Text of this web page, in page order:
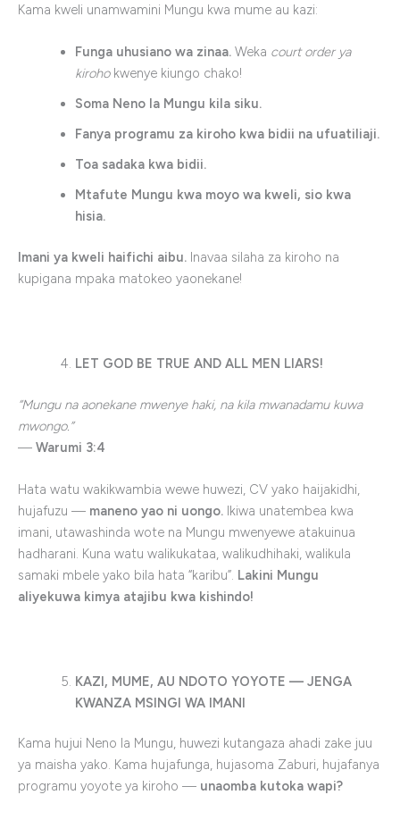
Kama kweli unamwamini Mungu kwa mume au kazi:
Funga uhusiano wa zinaa.Weka court order ya
kirohokwenye kiungo chako!
Soma Neno la Mungu kila siku.
Fanya programu za kiroho kwa bidii na ufuatiliaji.
Toa sadaka kwa bidii.
Mtafute Mungu kwa moyo wa kweli, sio kwa
hisia.
Imani ya kweli haifichi aibu. Inavaa silaha za kiroho na
kupigana mpaka matokeo yaonekane!
LET GOD BE TRUE AND ALL MEN LIARS!
“Mungu na aonekane mwenye haki, na kila mwanadamu kuwa
mwongo.”
— Warumi 3:4
Hata watu wakikwambia wewe huwezi, CV yako haijakidhi,
hujafuzu — maneno yao ni uongo. Ikiwa unatembea kwa
imani, utawashinda wote na Mungu mwenyewe atakuinua
hadharani. Kuna watu walikukataa, walikudhihaki, walikula
samaki mbele yako bila hata “karibu”. Lakini Mungu
aliyekuwa kimya atajibu kwa kishindo!
KAZI, MUME, AU NDOTO YOYOTE — JENGA
KWANZA MSINGI WA IMANI
Kama hujui Neno la Mungu, huwezi kutangaza ahadi zake juu
ya maisha yako. Kama hujafunga, hujasoma Zaburi, hujafanya
programu yoyote ya kiroho — unaomba kutoka wapi?